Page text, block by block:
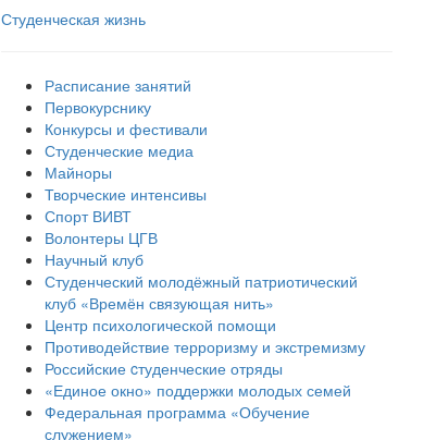
Студенческая жизнь
Расписание занятий
Первокурснику
Конкурсы и фестивали
Студенческие медиа
Майноры
Творческие интенсивы
Спорт ВИВТ
Волонтеры ЦГВ
Научный клуб
Студенческий молодёжный патриотический
клуб «Времён связующая нить»
Центр психологической помощи
Противодействие терроризму и экстремизму
Российские cтуденческие отряды
«Единое окно» поддержки молодых семей
Федеральная программа «Обучение
служением»